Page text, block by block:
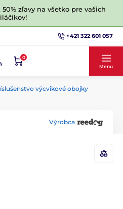
zľavy na všetko pre vašich
+421 322 601 057
0
Menu
výcvikové obojky
Výrobca